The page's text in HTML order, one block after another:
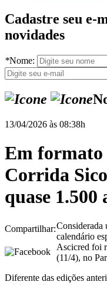
Cadastre seu e-
novidades
*Nome:
13/04/2026 às 08:38h
Em formato
Corrida
quase 1.500
Compartilhar:Considerada
calendário
Ascicred foi
(11/4), no
Diferente das edições